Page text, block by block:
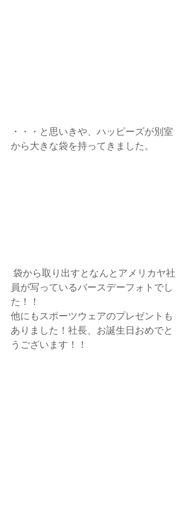
・・・と思いきや、ハッピーズが別室
から大きな袋を持ってきました。
員が写っているバースデーフォトでし
た！！
他にもスポーツウェアのプレゼントも
ありました！社長、お誕生日おめでと
うございます！！